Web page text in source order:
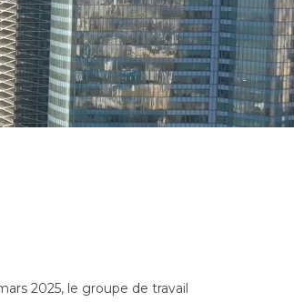
2025, le groupe de travail